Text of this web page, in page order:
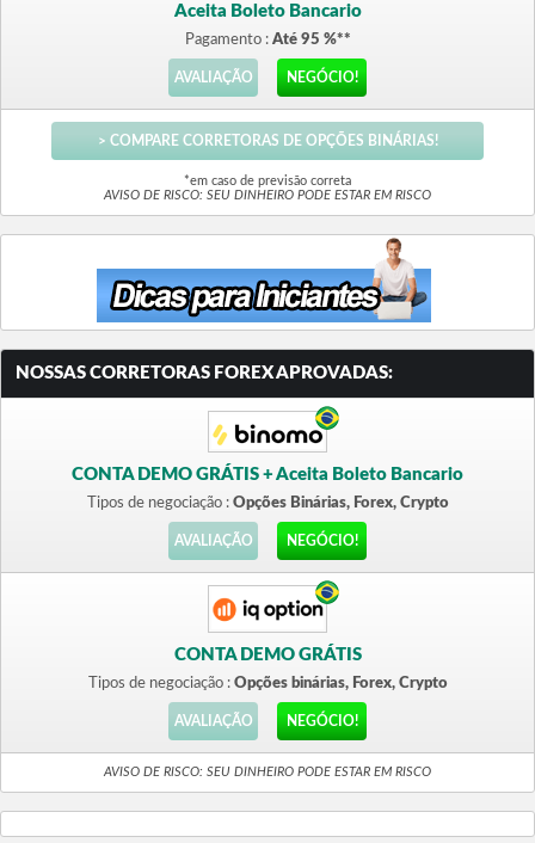
Aceita Boleto Bancario
Pagamento : Até 95 %**
AVALIAÇÃO NEGÓCIO!
> COMPARE CORRETORAS DE OPÇÕES BINÁRIAS!
*em caso de previsão correta
AVISO DE RISCO: SEU DINHEIRO PODE ESTAR EM RISCO
NOSSAS CORRETORAS FOREX APROVADAS:
CONTA DEMO GRÁTIS + Aceita Boleto Bancario
Tipos de negociação : Opções Binárias, Forex, Crypto
AVALIAÇÃO NEGÓCIO!
CONTA DEMO GRÁTIS
Tipos de negociação : Opções binárias, Forex, Crypto
AVALIAÇÃO NEGÓCIO!
AVISO DE RISCO: SEU DINHEIRO PODE ESTAR EM RISCO